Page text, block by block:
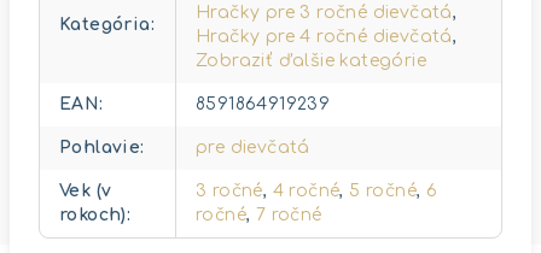
Kategória:
Hračky pre 3 ročné dievčatá,
Hračky pre 4 ročné dievčatá,
Zobraziť ďalšie kategórie
EAN: 8591864919239
Pohlavie: pre dievčatá
Vek (v
rokoch):
3 ročné, 4 ročné, 5 ročné, 6
ročné, 7 ročné